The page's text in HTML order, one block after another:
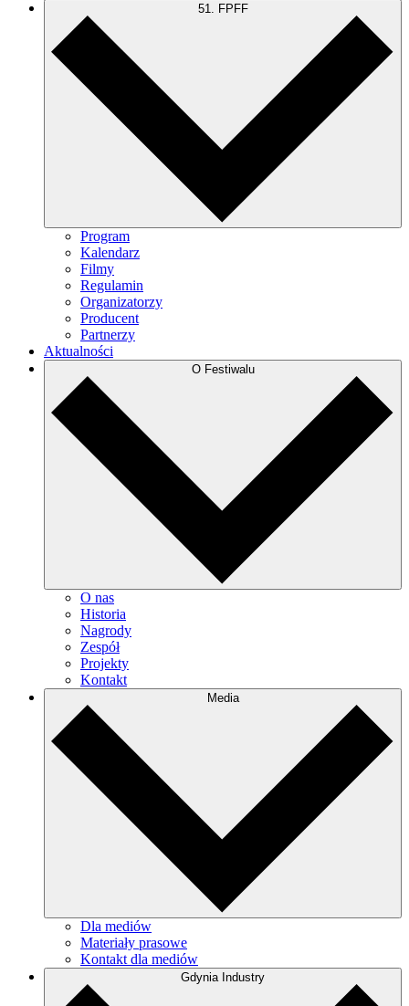
51. FPFF
Program
Kalendarz
Filmy
Regulamin
Organizatorzy
Producent
Partnerzy
Aktualności
O Festiwalu
O nas
Historia
Nagrody
Zespół
Projekty
Kontakt
Media
Dla mediów
Materiały prasowe
Kontakt dla mediów
Gdynia Industry